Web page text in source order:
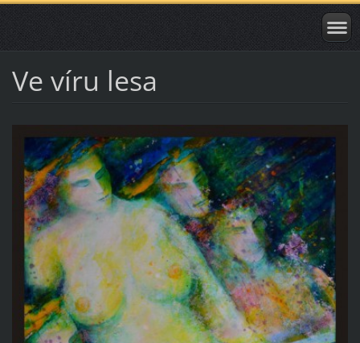
Ve víru lesa